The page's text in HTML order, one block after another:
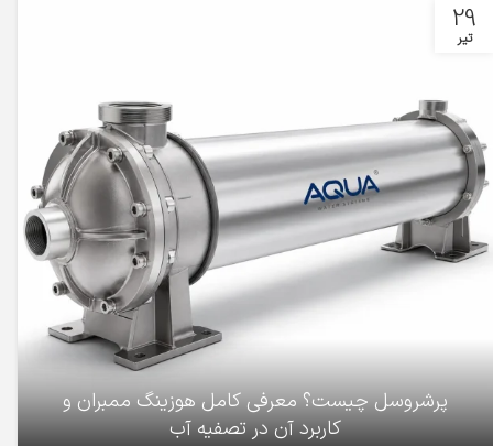
29
تیر
پرشروسل چیست؟ معرفی کامل هوزینگ ممبران و
کاربرد آن در تصفیه آب